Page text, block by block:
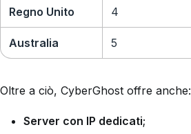
Regno Unito 4
Australia 5
Oltre a ciò, CyberGhost offre anche:
Server con IP dedicati;